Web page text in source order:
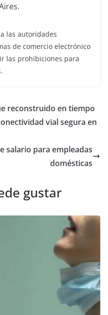
las autoridades
de comercio electrónico
las prohibiciones para
reconstruido en tiempo
vial segura en
salario para empleadas
domésticas
gustar